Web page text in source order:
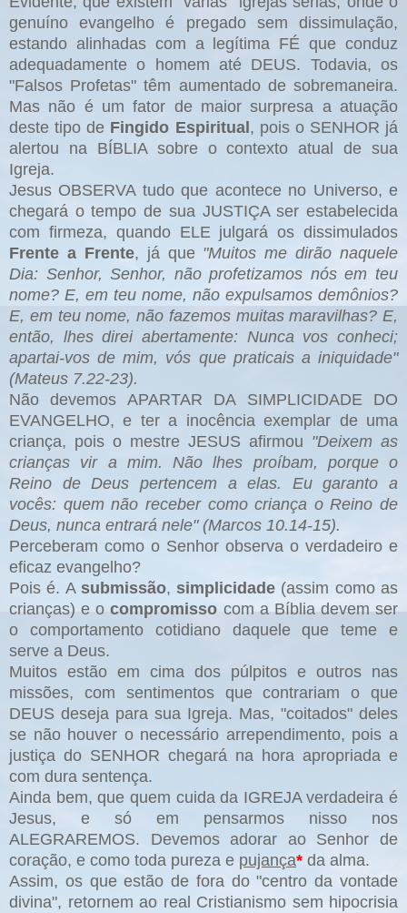
genuíno evangelho é pregado sem dissimulação,
estando alinhadas com a legítima FÉ que conduz
adequadamente o homem até DEUS. Todavia, os
"Falsos Profetas" têm aumentado de sobremaneira.
Mas não é um fator de maior surpresa a atuação
deste tipo de Fingido Espiritual , pois o SENHOR já
alertou na BÍBLIA sobre o contexto atual de sua
Igreja.
Jesus OBSERVA tudo que acontece no Universo, e
chegará o tempo de sua JUSTIÇA ser estabelecida
com firmeza, quando ELE julgará os dissimulados
Frente a Frente, já que "Muitos me dirão naquele
Dia: Senhor, Senhor, não profetizamos nós em teu
nome? E, em teu nome, não expulsamos demônios?
E, em teu nome, não fazemos muitas maravilhas? E,
então, lhes direi abertamente: Nunca vos conheci;
apartai-vos de mim, vós que praticais a iniquidade"
(Mateus 7.22-23).
Não devemos APARTAR DA SIMPLICIDADE DO
EVANGELHO, e ter a inocência exemplar de uma
criança, pois o mestre JESUS afirmou "Deixem as
crianças vir a mim. Não lhes proíbam, porque o
Reino de Deus pertencem a elas. Eu garanto a
vocês: quem não receber como criança o Reino de
Deus, nunca entrará nele" (Marcos 10.14-15).
Perceberam como o Senhor observa o verdadeiro e
eficaz evangelho?
Pois é. A submissão, simplicidade (assim como as
crianças) e ocompromisso com a Bíblia devem ser
o comportamento cotidiano daquele que teme e
serve a Deus.
Muitos estão em cima dos púlpitos e outros nas
missões, com sentimentos que contrariam o que
DEUS deseja para sua Igreja. Mas, "coitados" deles
se não houver o necessário arrependimento, pois a
justiça do SENHOR chegará na hora apropriada e
com dura sentença.
Ainda bem, que quem cuida da IGREJA verdadeira é
Jesus, e só em pensarmos nisso nos
ALEGRAREMOS. Devemos adorar ao Senhor de
coração, e como toda pureza e pujança* da alma.
Assim, os que estão de fora do "centro da vontade
divina", retornem ao real Cristianismo sem hipocrisia